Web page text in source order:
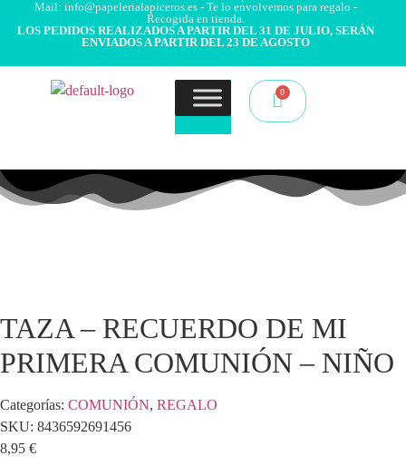
Mail: info@papelerialapiceros.es - Te lo envolvemos para regalo -
Recogida en tienda.
LOS PEDIDOS REALIZADOS A PARTIR DEL 31 DE JULIO, SERÁN
ENVIADOS A PARTIR DEL 23 DE AGOSTO
TAZA – RECUERDO DE MI
PRIMERA COMUNIÓN – NIÑO
Categorías: COMUNIÓN, REGALO
SKU: 8436592691456
8,95 €